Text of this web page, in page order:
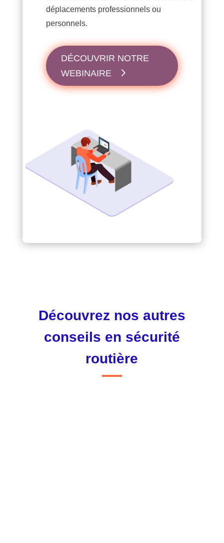
déplacements professionnels ou
personnels.
DÉCOUVRIR NOTRE
WEBINAIRE
Découvrez nos autres
conseils en sécurité
routière